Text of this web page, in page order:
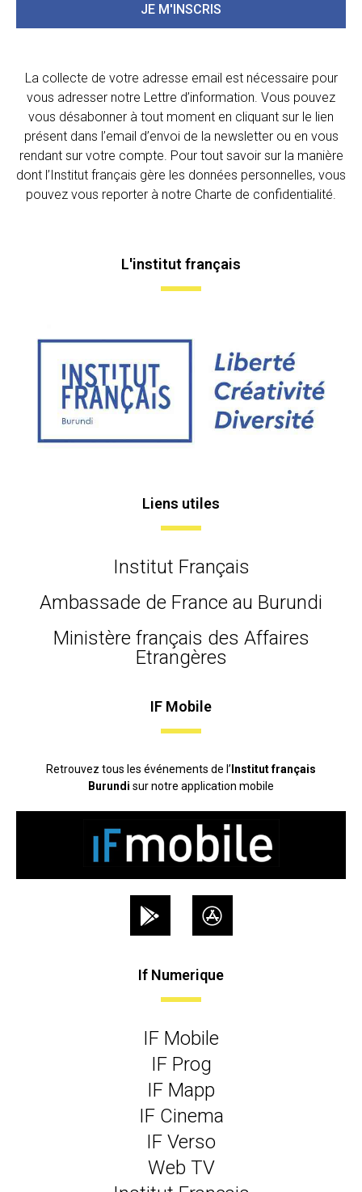
JE M'INSCRIS
La collecte de votre adresse email est nécessaire pour
vous adresser notre Lettre d’information. Vous pouvez
vous désabonner à tout moment en cliquant sur le lien
présent dans l’email d’envoi de la newsletter ou en vous
rendant sur votre compte. Pour tout savoir sur la manière
dont l’Institut français gère les données personnelles, vous
pouvez vous reporter à notre Charte de confidentialité.
L'institut français
Liens utiles
Institut Français
Ambassade de France au Burundi
Ministère français des Affaires
Etrangères
IF Mobile
Retrouvez tous les événements de l’ Institut français
Burundi sur notre application mobile
If Numerique
IF Mobile
IF Prog
IF Mapp
IF Cinema
IF Verso
Web TV